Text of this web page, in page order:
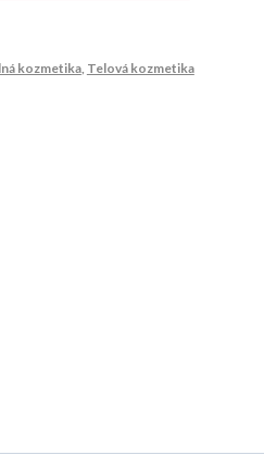
kozmetika, Telová kozmetika